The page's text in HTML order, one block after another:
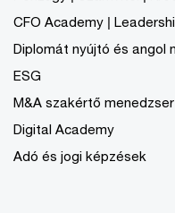
CFO Academy |
Diplomát nyújtó és angol
ESG
M&A szakértő
Digital Academy
Adó és jogi képzések